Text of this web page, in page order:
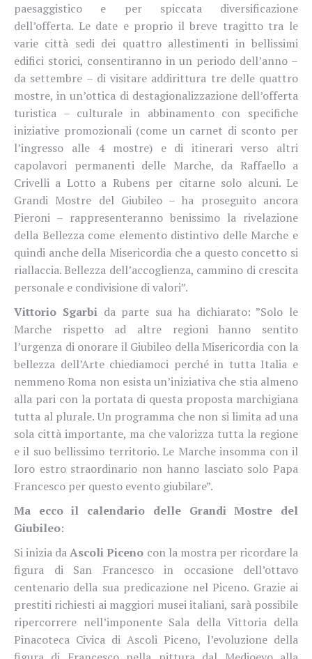
paesaggistico e per spiccata diversificazione
dell’offerta. Le date e proprio il breve tragitto tra le
varie città sedi dei quattro allestimenti in bellissimi
edifici storici, consentiranno in un periodo dell’anno –
da settembre – di visitare addirittura tre delle quattro
mostre, in un’ottica di destagionalizzazione dell’offerta
turistica – culturale in abbinamento con specifiche
iniziative promozionali (come un carnet di sconto per
l’ingresso alle 4 mostre) e di itinerari verso altri
capolavori permanenti delle Marche, da Raffaello a
Crivelli a Lotto a Rubens per citarne solo alcuni. Le
Grandi Mostre del Giubileo – ha proseguito ancora
Pieroni – rappresenteranno benissimo la rivelazione
della Bellezza come elemento distintivo delle Marche e
quindi anche della Misericordia che a questo concetto si
riallaccia. Bellezza dell’accoglienza, cammino di crescita
personale e condivisione di valori”.
Vittorio Sgarbida parte sua ha dichiarato: ”Solo le
Marche rispetto ad altre regioni hanno sentito
l’urgenza di onorare il Giubileo della Misericordia con la
bellezza dell’Arte chiediamoci perché in tutta Italia e
nemmeno Roma non esista un’iniziativa che stia almeno
alla pari con la portata di questa proposta marchigiana
tutta al plurale. Un programma che non si limita ad una
sola città importante, ma che valorizza tutta la regione
e il suo bellissimo territorio. Le Marche insomma con il
loro estro straordinario non hanno lasciato solo Papa
Francesco per questo evento giubilare”.
Ma ecco il calendario delle Grandi Mostre del
Giubileo:
Si inizia daAscoli Piceno con la mostra per ricordare la
figura di San Francesco in occasione dell’ottavo
centenario della sua predicazione nel Piceno. Grazie ai
prestiti richiesti ai maggiori musei italiani, sarà possibile
ripercorrere nell’imponente Sala della Vittoria della
Pinacoteca Civica di Ascoli Piceno, l’evoluzione della